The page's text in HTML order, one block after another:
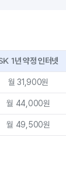
1년 약정 인터넷
월 31,900원
월 44,000원
월 49,500원